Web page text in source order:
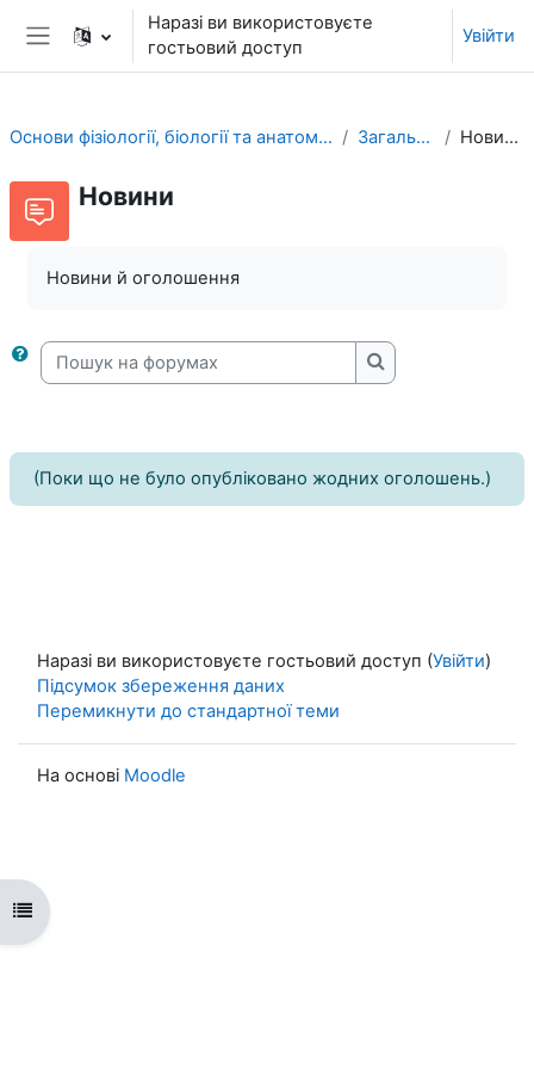
Перейти до головного вмісту
Бокова панель
Наразі ви використовуєте
гостьовий доступ
Увійти
Відкритий покажчик курсу
Основи фізіології, біології та анатомії 1 Загальне Новини
Новини
Новини й оголошення
Пошук на форумах
Пошук на
(Поки що не було опубліковано жодних оголошень.)
Наразі ви використовуєте гостьовий доступ (Увійти)
Підсумок збереження даних
Перемикнути до стандартної теми
На основі Moodle